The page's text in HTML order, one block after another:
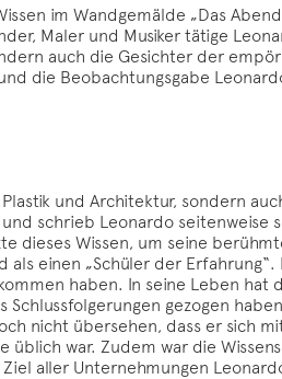
im Wandgemälde „Das
Maler und Musiker tätige
auch die Gesichter der
die Beobachtungsgabe
und Architektur, sondern
schrieb Leonardo
Wissen, um seine
einen „Schüler der
haben. In seine Leben hat
gezogen
nicht übersehen, dass er sich
war. Zudem war die
aller Unternehmungen